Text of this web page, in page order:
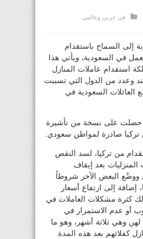
في عربي وعالمي
إلى السماح باستقدام
في السعودية، ويأتي هذا
استقدام عاملات المنازل
وعدد من الدول التي تسببت
العائلات السعودية في
حصلت على نسخة من تأشيرة
تركيا صادرة لمواطن سعودي.
من تركيا، لسد النقص
المنزليات بعد إيقاف
ووضْع البعض الآخر شروطاً
إضافة إلى ارتفاع أسعار
كثرة مشكلات العاملات في
أو عدم الاستمرار في
لهن وهي ثلاثة أشهر، وهو ما
كفلائهم بعد هذه المدة